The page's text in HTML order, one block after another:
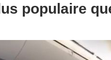
populaire